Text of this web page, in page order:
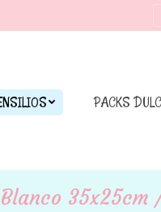
PACKS
35x25cm